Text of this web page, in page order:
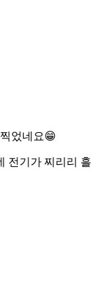
었네요😁
전기가 찌리리 흘